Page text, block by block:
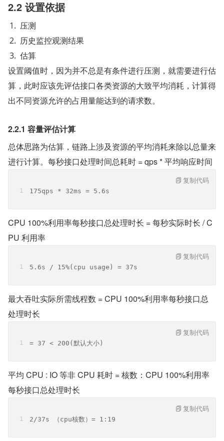
2.2 设置依据
压测
历史监控观测结果
估算
设置阈值时，因为并不总是有条件进行压测，就需要进行估
算，此时应该先评估接口各类资源的大致平均消耗，计算得
出不同资源允许的占用量能达到的请求数。
2.2.1 容量评估计算
总体思路为估算，链路上涉及资源的平均消耗来除以总量来
进行计算。每秒接口处理时间总耗时 = qps * 平均响应时间
175qps * 32ms = 5.6s
复制代码
CPU 100%利用率每秒接口总处理时长 = 每秒实际时长 / C
PU 利用率
5.6s / 15%(cpu usage) = 37s
复制代码
最大吞吐实际所需线程数 = CPU 100%利用率每秒接口总
处理时长
= 37 < 200(默认大小)
复制代码
平均 CPU : IO 等非 CPU 耗时 = 核数：CPU 100%利用率
每秒接口总处理时长
2/37s （cpu核数）= 1:19
复制代码